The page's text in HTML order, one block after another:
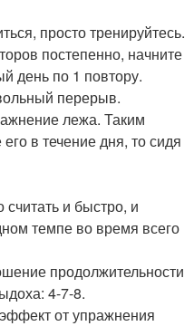
просто тренируйтесь.
постепенно, начните
день по 1 повтору.
перерыв.
лежа. Таким
в течение дня, то сидя
и быстро, и
темпе во время всего
продолжительности
4-7-8.
от упражнения